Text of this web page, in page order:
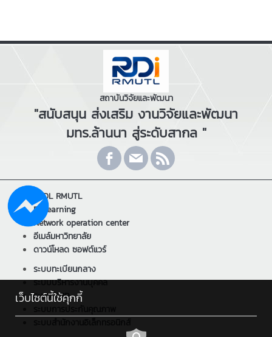
สถาบันวิจัยและพัฒนา
"สนับสนุน ส่งเสริม งานวิจัยและพัฒนา
มทร.ล้านนา สู่ระดับสากล "
RCDL RMUTL
E-Learning
Network operation center
อีเมล์มหาวิทยาลัย
ดาวน์โหลด ซอฟต์แวร์
ระบบทะเบียนกลาง
ระบบบริหารงานบุคคล
ระบบ ERP
เว็บไซต์นี้ใช้คุกกี้